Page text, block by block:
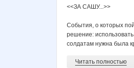
<<ЗА САШУ...>>
События, о которых
решение:
солдатам нужна была
Читать полностью